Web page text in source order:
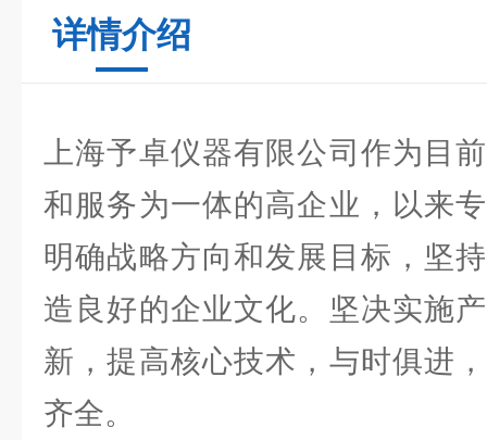
详情介绍
上海予卓仪器有限公司作为目
和服务为一体的高企业，以来
明确战略方向和发展目标，坚
造良好的企业文化。坚决实施
新，提高核心技术，与时俱进
齐全。